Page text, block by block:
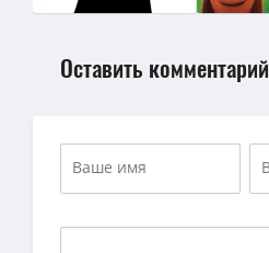
Оставить комментарий